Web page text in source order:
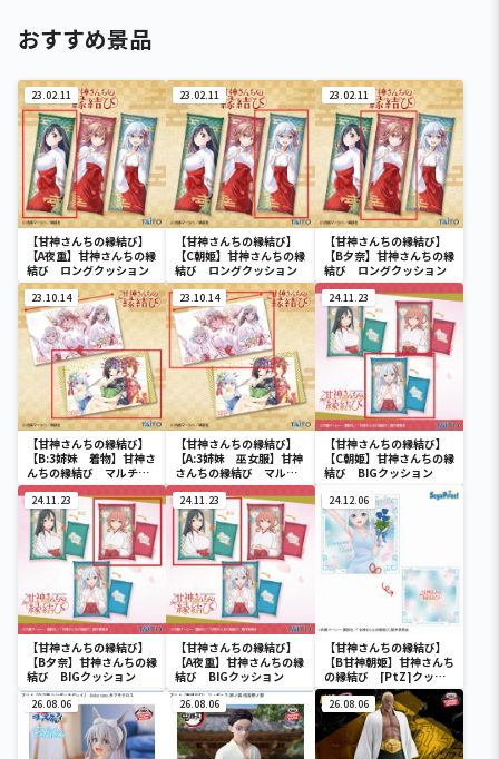
おすすめ景品
23.02.11
【甘神さんちの縁結び】
【A夜重】甘神さんちの縁
結び ロングクッション
23.02.11
【甘神さんちの縁結び】
【C朝姫】甘神さんちの縁
結び ロングクッション
23.02.11
【甘神さんちの縁結び】
【B夕奈】甘神さんちの縁
結び ロングクッション
23.10.14
【甘神さんちの縁結び】
【B:3姉妹 着物】甘神さ
んちの縁結び マルチク
ロス
23.10.14
【甘神さんちの縁結び】
【A:3姉妹 巫女服】甘神
さんちの縁結び マルチ
クロス
24.11.23
【甘神さんちの縁結び】
【C朝姫】甘神さんちの縁
結び BIGクッション
24.11.23
【甘神さんちの縁結び】
【B夕奈】甘神さんちの縁
結び BIGクッション
24.11.23
【甘神さんちの縁結び】
【A夜重】甘神さんちの縁
結び BIGクッション
24.12.06
【甘神さんちの縁結び】
【B甘神朝姫】甘神さんち
の縁結び [PtZ]クッシ
ョン
26.08.06 26.08.06 26.08.06